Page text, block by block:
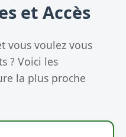
et Accès
vous voulez vous
? Voici les
la plus proche